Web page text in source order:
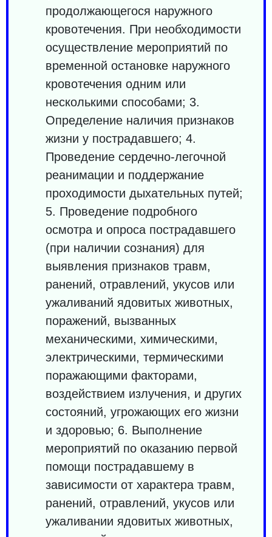
продолжающегося наружного
кровотечения. При необходимости
осуществление мероприятий по
временной остановке наружного
кровотечения одним или
несколькими способами; 3.
Определение наличия признаков
жизни у пострадавшего; 4.
Проведение сердечно-легочной
реанимации и поддержание
проходимости дыхательных путей;
5. Проведение подробного
осмотра и опроса пострадавшего
(при наличии сознания) для
выявления признаков травм,
ранений, отравлений, укусов или
ужаливаний ядовитых животных,
поражений, вызванных
механическими, химическими,
электрическими, термическими
поражающими факторами,
воздействием излучения, и других
состояний, угрожающих его жизни
и здоровью; 6. Выполнение
мероприятий по оказанию первой
помощи пострадавшему в
зависимости от характера травм,
ранений, отравлений, укусов или
ужаливании ядовитых животных,